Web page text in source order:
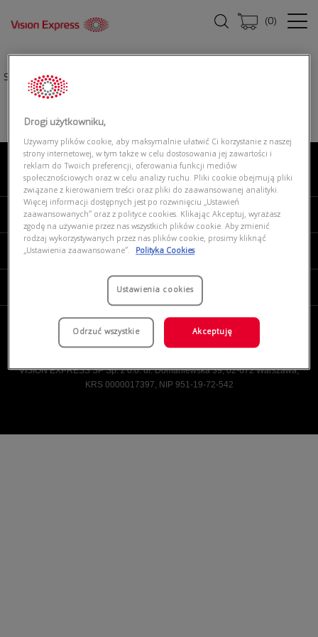
(0)
Strona główna|
O NAS
MOJE VISION EXPRESS
PRODUKTY I USŁUGI
VISION EXPRESS SP Sp. z o.o. ul. Domaniewska 39, 02-672 Warszawa,
KRS 0000017397, NIP 951-19-72-542
Drogi użytkowniku,
Używamy plików cookie, aby maksymalnie ułatwić Ci korzystanie z naszej
strony internetowej, w tym także w celu dostosowania jej zawartości i
reklam do Twoich preferencji, oferowania funkcji mediów
społecznościowych oraz w celu analizy ruchu. Pliki cookie obejmują pliki
związane z kierowaniem treści oraz pliki do zaawansowanej analityki.
Więcej informacji dostępnych jest po rozwinięciu „Ustawień
zaawansowanych” oraz z polityce cookies. Klikając Akceptuj, wyrażasz
zgodę na używanie przez nas wszystkich plików cookie. Aby zmienić
rodzaj wykorzystywanych przez nas plików cookie, prosimy kliknąć
„Ustawienia zaawansowane”.
Polityka Cookies
Ustawienia cookies
Odrzuć wszystkie Akceptuję